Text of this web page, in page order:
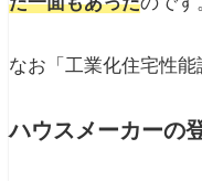
なお「工業化住宅性
ハウスメーカーの